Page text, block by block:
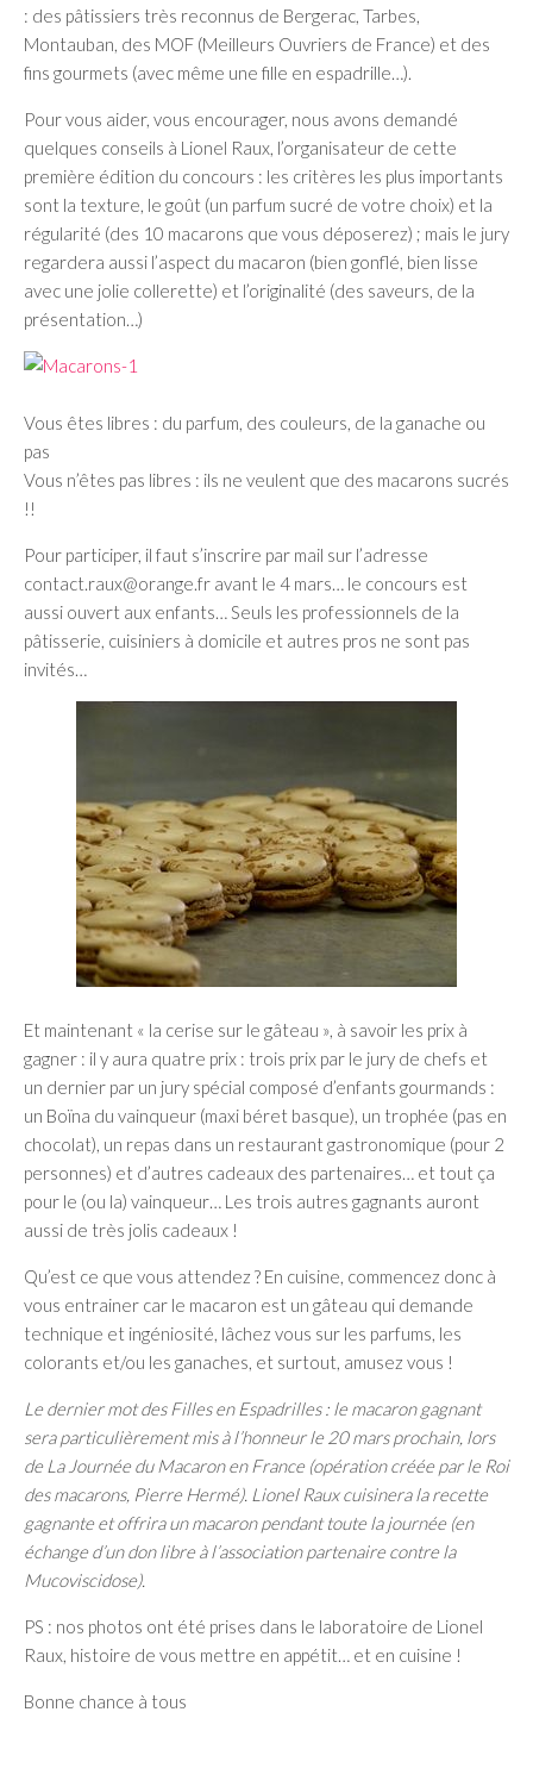
: des pâtissiers très reconnus de Bergerac, Tarbes,
Montauban, des MOF (Meilleurs Ouvriers de France) et des
fins gourmets (avec même une fille en espadrille…).
Pour vous aider, vous encourager, nous avons demandé
quelques conseils à Lionel Raux, l’organisateur de cette
première édition du concours : les critères les plus importants
sont la texture, le goût (un parfum sucré de votre choix) et la
régularité (des 10 macarons que vous déposerez) ; mais le jury
regardera aussi l’aspect du macaron (bien gonflé, bien lisse
avec une jolie collerette) et l’originalité (des saveurs, de la
présentation…)
Vous êtes libres : du parfum, des couleurs, de la ganache ou
pas
Vous n’êtes pas libres : ils ne veulent que des macarons sucrés
!!
Pour participer, il faut s’inscrire par mail sur l’adresse
contact.raux@orange.fr avant le 4 mars… le concours est
aussi ouvert aux enfants… Seuls les professionnels de la
pâtisserie, cuisiniers à domicile et autres pros ne sont pas
invités…
Et maintenant « la cerise sur le gâteau », à savoir les prix à
gagner : il y aura quatre prix : trois prix par le jury de chefs et
un dernier par un jury spécial composé d’enfants gourmands :
un Boïna du vainqueur (maxi béret basque), un trophée (pas en
chocolat), un repas dans un restaurant gastronomique (pour 2
personnes) et d’autres cadeaux des partenaires… et tout ça
pour le (ou la) vainqueur… Les trois autres gagnants auront
aussi de très jolis cadeaux !
Qu’est ce que vous attendez ? En cuisine, commencez donc à
vous entrainer car le macaron est un gâteau qui demande
technique et ingéniosité, lâchez vous sur les parfums, les
colorants et/ou les ganaches, et surtout, amusez vous !
Le dernier mot des Filles en Espadrilles : le macaron gagnant
sera particulièrement mis à l’honneur le 20 mars prochain, lors
de La Journée du Macaron en France (opération créée par le Roi
des macarons, Pierre Hermé). Lionel Raux cuisinera la recette
gagnante et offrira un macaron pendant toute la journée (en
échange d’un don libre à l’association partenaire contre la
Mucoviscidose).
PS : nos photos ont été prises dans le laboratoire de Lionel
Raux, histoire de vous mettre en appétit… et en cuisine !
Bonne chance à tous